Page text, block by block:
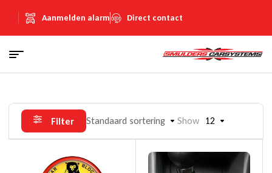
Aanmelden alarm Direct contact
Filter Standaard sortering Show 12